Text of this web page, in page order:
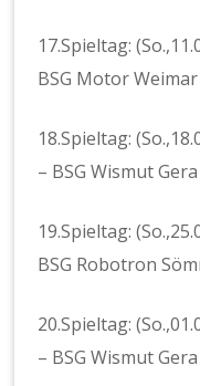
17.Spieltag:
BSG Motor Weimar
18.Spieltag:
– BSG Wismut Gera
19.Spieltag:
BSG Robotron
20.Spieltag:
– BSG Wismut Gera